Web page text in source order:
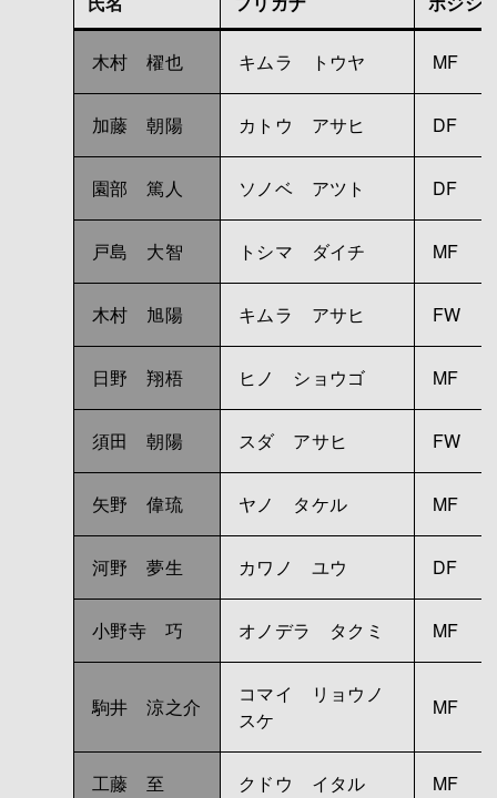
木村 櫂也 キムラ トウヤ MF
加藤 朝陽 カトウ アサヒ DF
園部 篤人 ソノベ アツト DF
戸島 大智 トシマ ダイチ MF
木村 旭陽 キムラ アサヒ FW
日野 翔梧 ヒノ ショウゴ MF
須田 朝陽 スダ アサヒ FW
矢野 偉琉 ヤノ タケル MF
河野 夢生 カワノ ユウ DF
小野寺 巧 オノデラ タクミ MF
駒井 涼之介
コマイ リョウノ
スケ
MF
工藤 至 クドウ イタル MF